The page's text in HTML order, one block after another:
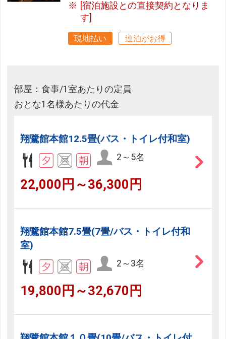
[宿泊施設との直接契約となりま
す]
現地払い 連泊がお得
部屋：食事/1室あたりの定員
おとな1名様あたりの代金
翔鷺館本館12.5畳(バス・トイレ付和室)
2～5名
22,000円～36,300円
翔鷺館本館7.5畳(7畳/バス・トイレ付和
室)
2～3名
19,800円～32,670円